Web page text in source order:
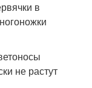
не растут